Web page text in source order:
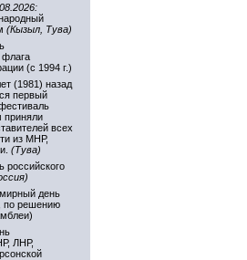
(Кызыл, Тува)
флага
(с 1994 г.)
(1981) назад
первый
приняли
всех
из МНР,
(Тува)
российского
день
по решению
ЛНР,